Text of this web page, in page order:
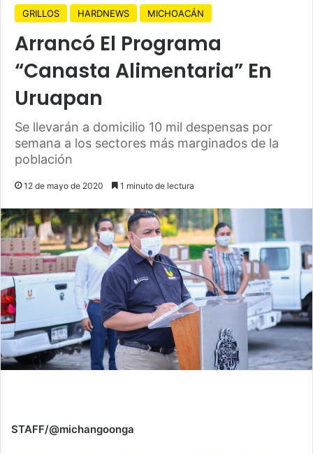
GRILLOS HARDNEWS MICHOACÁN
Arrancó El Programa
“Canasta Alimentaria” En
Uruapan
Se llevarán a domicilio 10 mil despensas por
semana a los sectores más marginados de la
población
12 de mayo de 2020 1 minuto de lectura
STAFF/@michangoonga